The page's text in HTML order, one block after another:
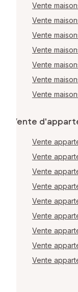
Vente
Vente
Vente
Vente
Vente
Vente
Vente
Vente
Vente
Vente
Vente
Vente
Vente
Vente
Vente
Vente
Vente